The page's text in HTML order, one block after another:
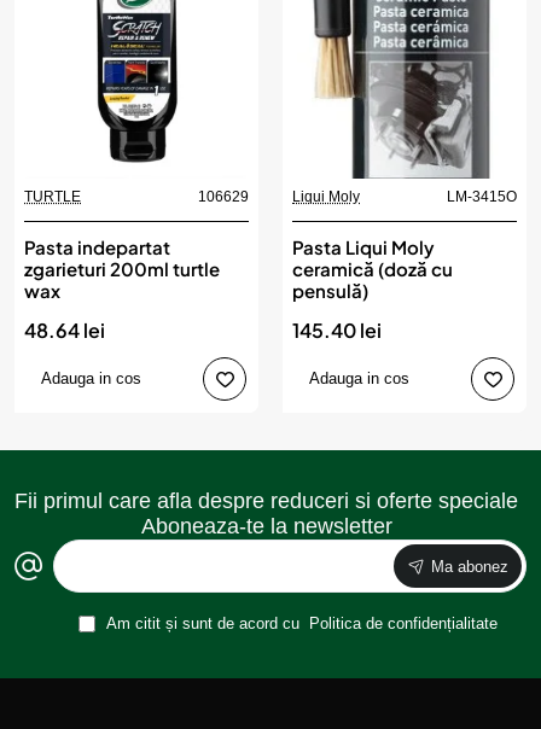
TURTLE 106629
Pasta indepartat
zgarieturi 200ml turtle
wax
48.64 lei
Adauga in cos
Liqui Moly LM-3415O
Pasta Liqui Moly
ceramică (doză cu
pensulă)
145.40 lei
Adauga in cos
Fii primul care afla despre reduceri si oferte speciale
Aboneaza-te la newsletter
Ma abonez
Am citit și sunt de acord cu Politica de confidențialitate